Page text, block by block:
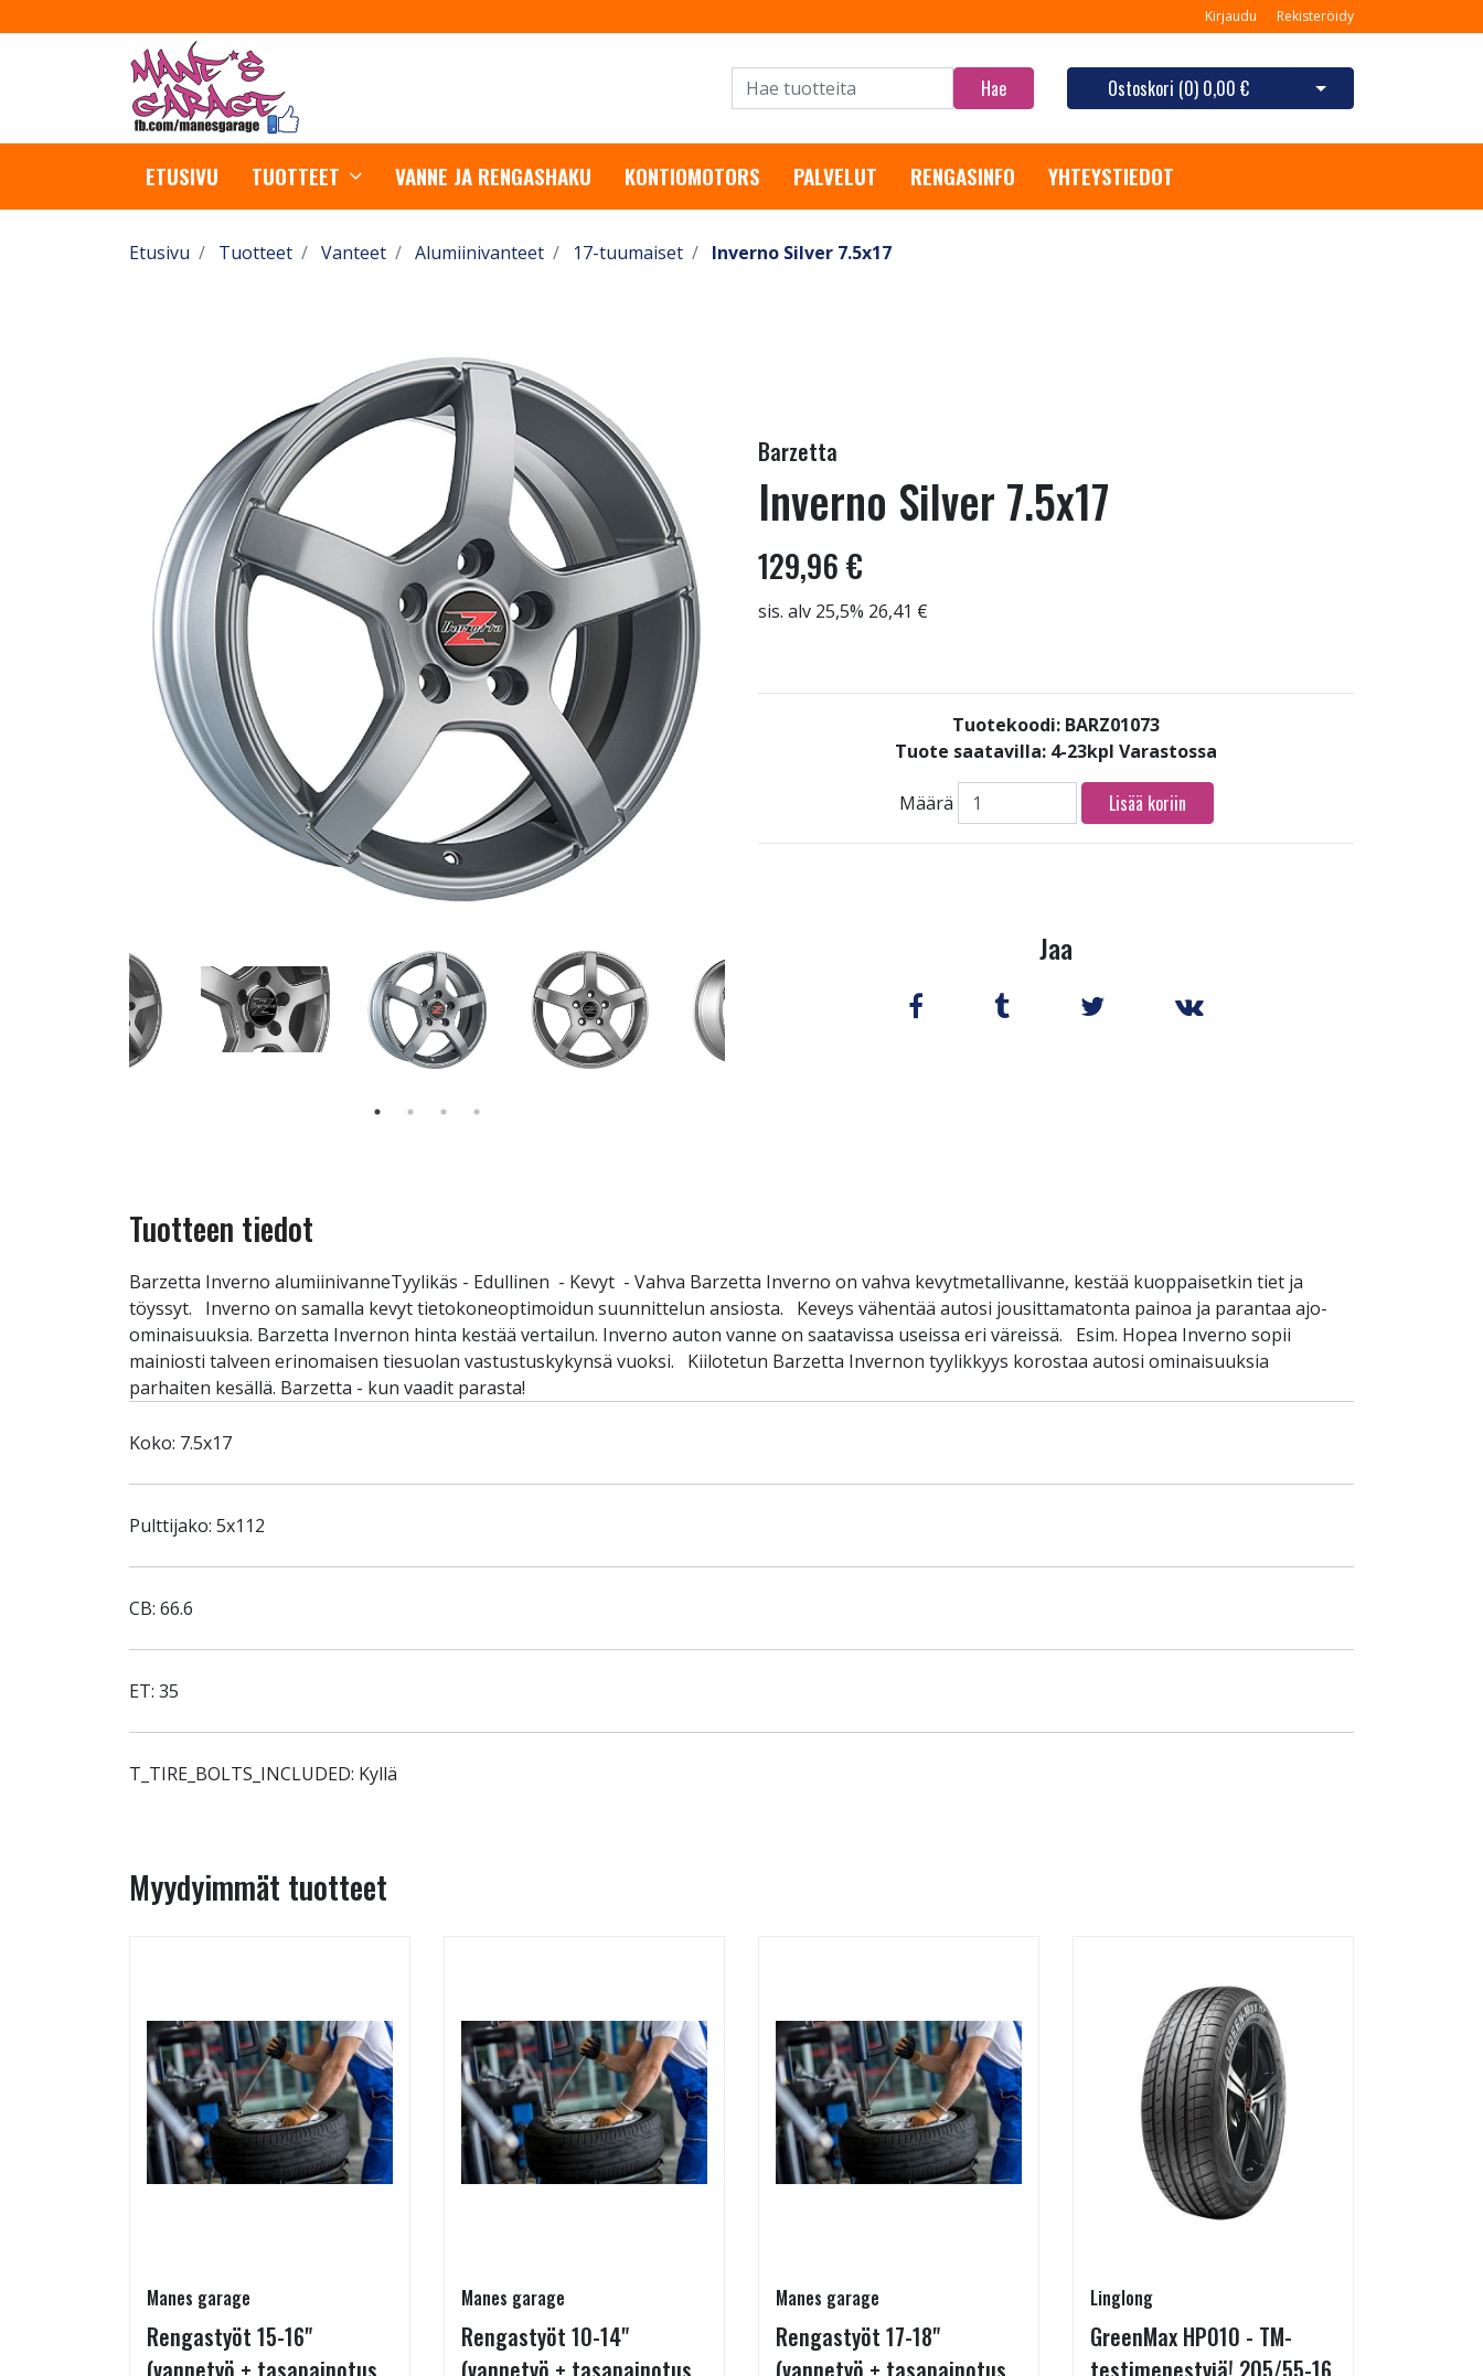
Kirjaudu Rekisteröidy
Hae Ostoskori (0) 0,00 € Avaa ostoskori
ETUSIVU TUOTTEET VANNE JA RENGASHAKU KONTIOMOTORS PALVELUT RENGASINFO YHTEYSTIEDOT
Etusivu Tuotteet Vanteet Alumiinivanteet 17-tuumaiset Inverno Silver 7.5x17
Barzetta
Inverno Silver 7.5x17
129,96 €
sis. alv 25,5% 26,41 €
Tuotekoodi: BARZ01073
Tuote saatavilla: 4-23kpl Varastossa
Määrä Lisää koriin
Jaa
Tuotteen tiedot
Barzetta Inverno alumiinivanneTyylikäs - Edullinen - Kevyt - Vahva Barzetta Inverno on vahva kevytmetallivanne, kestää kuoppaisetkin tiet ja
töyssyt. Inverno on samalla kevyt tietokoneoptimoidun suunnittelun ansiosta. Keveys vähentää autosi jousittamatonta painoa ja parantaa ajo-
ominaisuuksia. Barzetta Invernon hinta kestää vertailun. Inverno auton vanne on saatavissa useissa eri väreissä. Esim. Hopea Inverno sopii
mainiosti talveen erinomaisen tiesuolan vastustuskykynsä vuoksi. Kiilotetun Barzetta Invernon tyylikkyys korostaa autosi ominaisuuksia
parhaiten kesällä. Barzetta - kun vaadit parasta!
Koko: 7.5x17
Pulttijako: 5x112
CB: 66.6
ET: 35
T_TIRE_BOLTS_INCLUDED: Kyllä
Myydyimmät tuotteet
Manes garage
Rengastyöt 15-16"
(vannetyö + tasapainotus
Manes garage
Rengastyöt 10-14"
(vannetyö + tasapainotus
Manes garage
Rengastyöt 17-18"
(vannetyö + tasapainotus
Linglong
GreenMax HP010 - TM-
testimenestyjä! 205/55-16